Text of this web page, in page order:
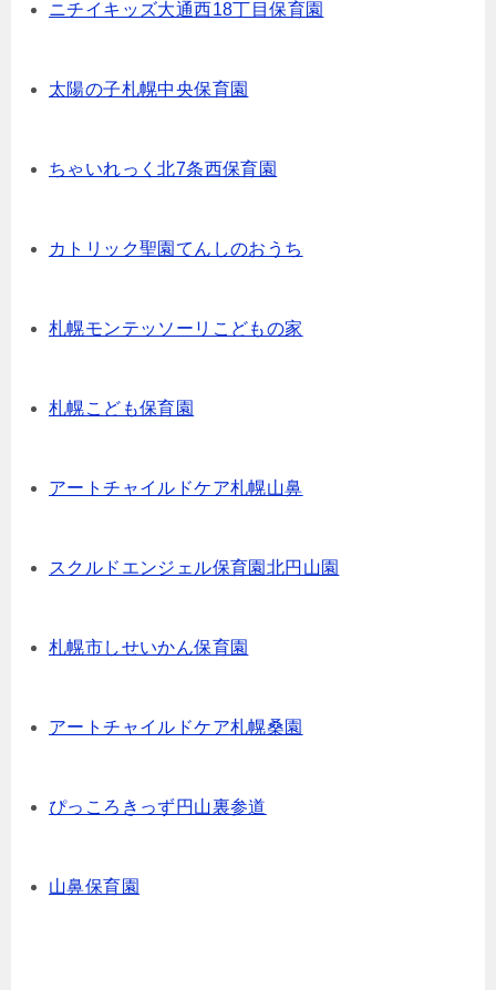
ニチイキッズ大通西18丁目保育園
太陽の子札幌中央保育園
ちゃいれっく北7条西保育園
カトリック聖園てんしのおうち
札幌モンテッソーリこどもの家
札幌こども保育園
アートチャイルドケア札幌山鼻
スクルドエンジェル保育園北円山園
札幌市しせいかん保育園
アートチャイルドケア札幌桑園
ぴっころきっず円山裏参道
山鼻保育園